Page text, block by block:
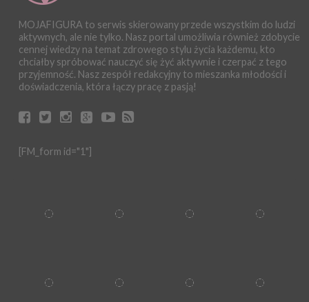
MOJAFIGURA to serwis skierowany przede wszystkim do ludzi
aktywnych, ale nie tylko. Nasz portal umożliwia również zdobycie
cennej wiedzy na temat zdrowego stylu życia każdemu, kto
chciałby spróbować nauczyć się żyć aktywnie i czerpać z tego
przyjemność. Nasz zespół redakcyjny to mieszanka młodości i
doświadczenia, która łączy pracę z pasją!
[FM_form id="1"]